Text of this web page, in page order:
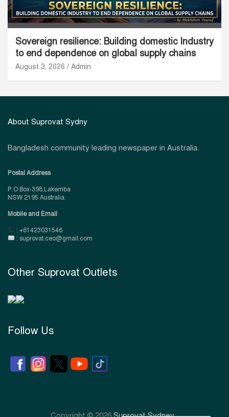
Sovereign resilience: Building domestic Industry
to end dependence on global supply chains
August 3, 2026 Admin
About Suprovat Sydny
Bangladesh community leading newspaper in Australia.
Postal Address
P.O Box-398,Lakemba
NSW 2195 Australia.
Mobile and Email
: +61423031546
: suprovat.ceo@gmail.com
Other Suprovat Outlets
Follow Us